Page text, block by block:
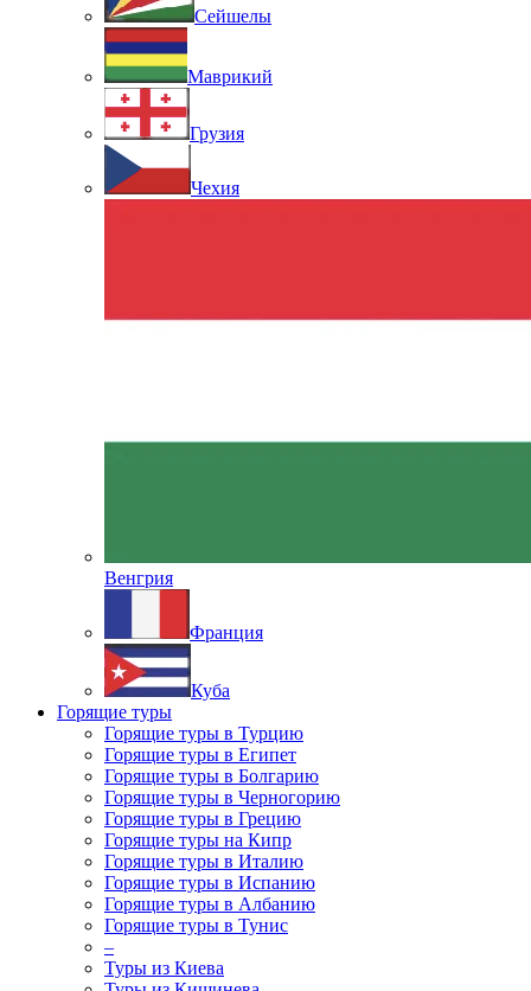
Сейшелы
Маврикий
Грузия
Чехия
Венгрия
Франция
Куба
Горящие туры
Горящие туры в Турцию
Горящие туры в Египет
Горящие туры в Болгарию
Горящие туры в Черногорию
Горящие туры в Грецию
Горящие туры на Кипр
Горящие туры в Италию
Горящие туры в Испанию
Горящие туры в Албанию
Горящие туры в Тунис
–
Туры из Киева